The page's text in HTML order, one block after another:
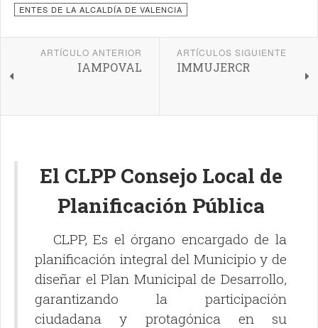
ENTES DE LA ALCALDÍA DE VALENCIA
ARTÍCULO ANTERIOR
IAMPOVAL
ARTÍCULOS SIGUIENTE
IMMUJERCR
El CLPP Consejo Local de
Planificación Pública
CLPP, Es el órgano encargado de la
planificación integral del Municipio y de
diseñar el Plan Municipal de Desarrollo,
garantizando la participación
ciudadana y protagónica en su